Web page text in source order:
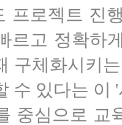
프로젝트 진
르고 정확하
구체화시키
수 있다는 이
중심으로 교